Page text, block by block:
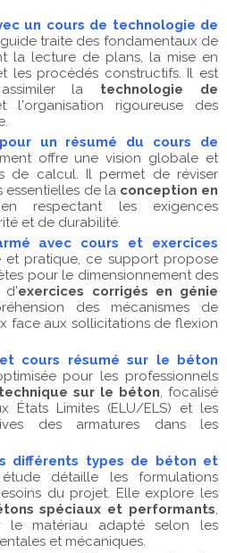
un cours de technologie de
traite des fondamentaux de
la lecture de plans, la mise en
les procédés constructifs. Il est
la technologie de
l'organisation rigoureuse des
un résumé du cours de
offre une vision globale et
de calcul. Il permet de réviser
essentielles de la conception en
respectant les exigences
et de durabilité.
avec cours et exercices
et pratique, ce support propose
pour le dimensionnement des
d'exercices corrigés en génie
des mécanismes de
face aux sollicitations de flexion
cours résumé sur le béton
pour les professionnels
sur le béton, focalisé
États Limites (ELU/ELS) et les
des armatures dans les
différents types de béton et
détaille les formulations
du projet. Elle explore les
spéciaux et performants,
le matériau adapté selon les
et mécaniques.